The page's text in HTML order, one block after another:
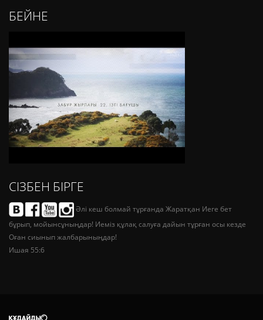
БЕЙНЕ
СІЗБЕН БІРГЕ
Әлі кеш болмай тұрғанда Жаратқан Иеге бет
бұрып, мойынсұныңдар! Иеміз құлақ салуға дайын тұрған осы кезде
Оған сиынып жалбарыныңдар!
Ишая 55:6